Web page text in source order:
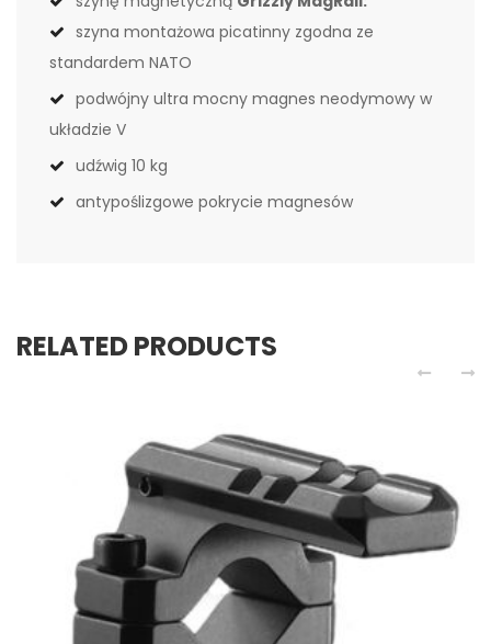
szyna montażowa picatinny zgodna ze
standardem NATO
podwójny ultra mocny magnes neodymowy w
układzie V
udźwig 10 kg
antypoślizgowe pokrycie magnesów
RELATED PRODUCTS